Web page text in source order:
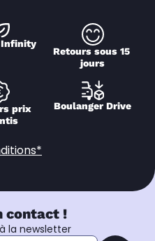
Infinity
Retours sous 15
jours
prix
Boulanger Drive
contact !
la newsletter